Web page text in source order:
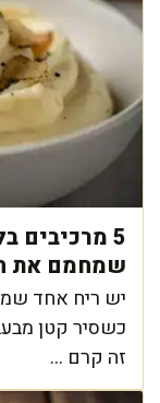
5
שמחמם את
יש ריח אחד
כשסיר קטן
זה קרם ...